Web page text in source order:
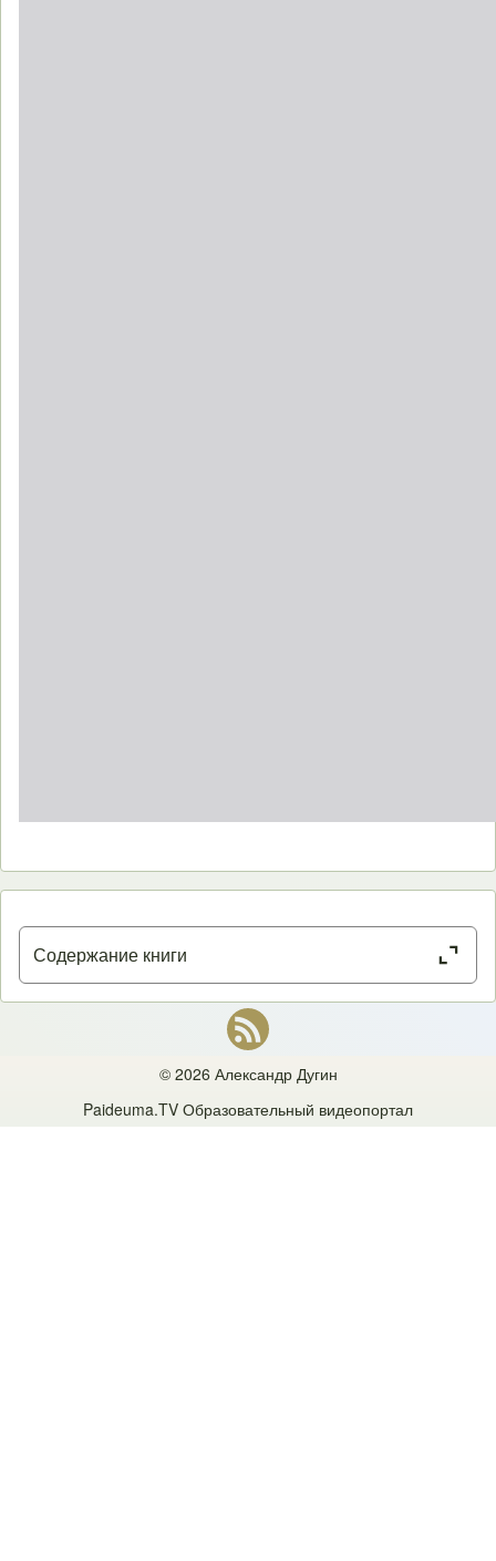
Содержание книги Close or Open tab vvja-
Вот очищенное оглавление книги Александра Дугина «Четвертая
Политическая Теория» без номеров страниц:
© 2026 Александр Дугин
Paideuma.TV Образовательный видеопортал